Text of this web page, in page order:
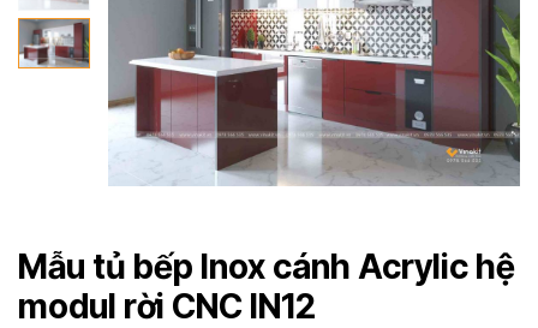
Mẫu tủ bếp Inox cánh Acrylic hệ
modul rời CNC IN12